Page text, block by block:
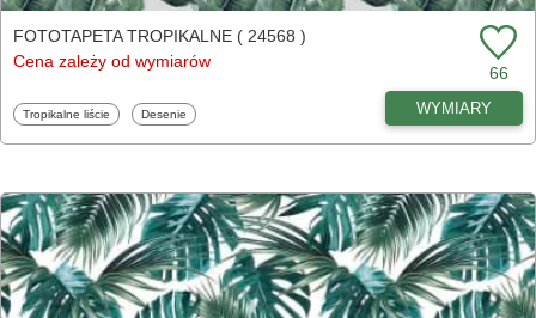
FOTOTAPETA TROPIKALNE ( 24568 )
Cena zależy od wymiarów
66
Fototapety
Tropikalne liście Fototapety
Desenie WYMIARY